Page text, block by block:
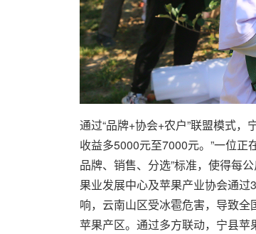
通过“品牌+协会+农户”联盟模式
收益多5000元至7000元。”一位正
品牌、销售、分选”标准，使得每
果业发展中心及苹果产业协会通
响，云南山区受冰雹危害，导致
苹果产区。通过多方联动，宁县